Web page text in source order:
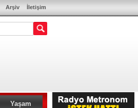
İletişim
Arşiv
Yaşam